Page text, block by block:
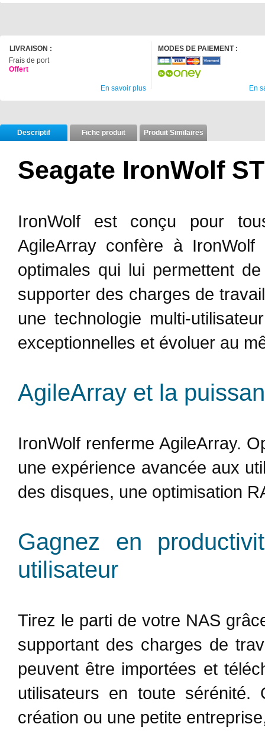
LIVRAISON :
Frais de port
Offert
En savoir plus
MODES DE PAIEMENT :
En
Descriptif Fiche produit Produit Similaires
Seagate IronWolf
IronWolf est conçu pour
AgileArray confère à
optimales qui lui permettent
supporter des charges de
une technologie multi-
exceptionnelles et évoluer au
AgileArray et la
IronWolf renferme AgileArray.
une expérience avancée aux
des disques, une optimisation
Gagnez en
utilisateur
Tirez le parti de votre NAS
supportant des charges de
peuvent être importées et
utilisateurs en toute
création ou une petite